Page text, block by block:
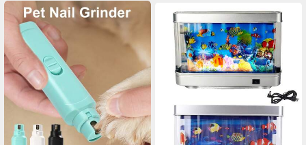
li baloncuk okyanus topu hav
uzu
uvar Çıkartmaları, Yatak
Odası Girişi Oturma Odas
ı Veranda Ev Dekorasyon
u Duvar Çıkartmaları, Duv
ar Dekorasyon Çıkartmal
arı, Ev Dekorasyonları İçin
Vinil Çıkartma, Bahar Dek
orasyon Ürünleri Evinizi Y
enileyin